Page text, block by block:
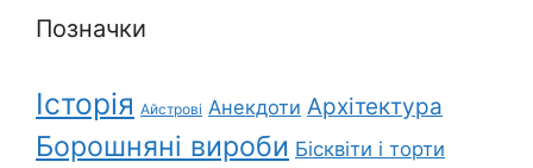
Позначки
Історія Айстрові Анекдоти Архітектура
Борошняні вироби Бісквіти і торти